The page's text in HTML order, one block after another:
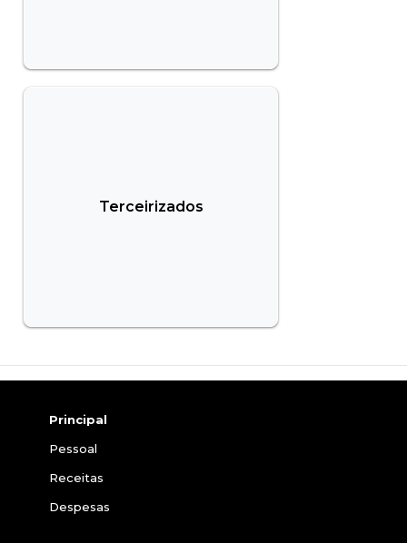
Terceirizados
Principal
Pessoal
Receitas
Despesas